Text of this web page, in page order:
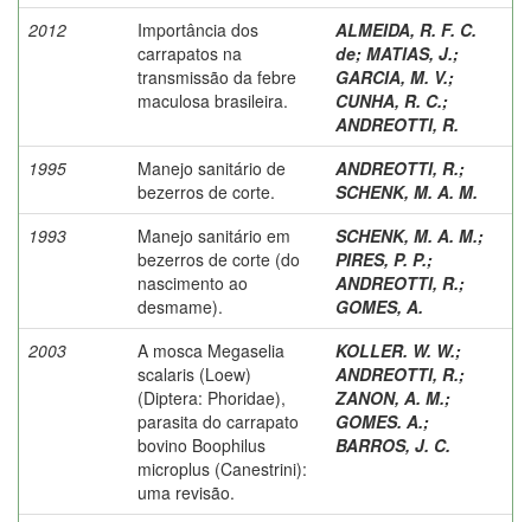
2012
Importância dos
carrapatos na
transmissão da febre
maculosa brasileira.
ALMEIDA, R. F. C.
de; MATIAS, J.;
GARCIA, M. V.;
CUNHA, R. C.;
ANDREOTTI, R.
1995
Manejo sanitário de
bezerros de corte.
ANDREOTTI, R.;
SCHENK, M. A. M.
1993
Manejo sanitário em
bezerros de corte (do
nascimento ao
desmame).
SCHENK, M. A. M.;
PIRES, P. P.;
ANDREOTTI, R.;
GOMES, A.
2003
A mosca Megaselia
scalaris (Loew)
(Diptera: Phoridae),
parasita do carrapato
bovino Boophilus
microplus (Canestrini):
uma revisão.
KOLLER. W. W.;
ANDREOTTI, R.;
ZANON, A. M.;
GOMES. A.;
BARROS, J. C.